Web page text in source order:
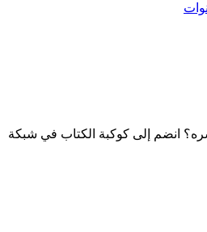
انضم إلى كوكبة الكتاب في شبكة